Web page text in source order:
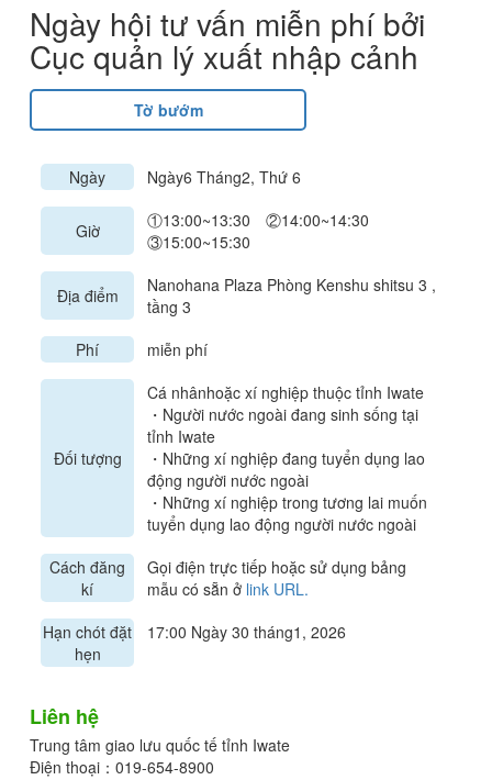
Ngày hội tư vấn miễn phí bởi
Cục quản lý xuất nhập cảnh
Tờ bướm
Ngày Ngày6 Tháng2, Thứ 6
Giờ
①13:00~13:30 ②14:00~14:30
③15:00~15:30
Địa điểm
Nanohana Plaza Phòng Kenshu shitsu 3 ,
tầng 3
Phí
miễn phí
Đối tượng
Cá nhânhoặc xí nghiệp thuộc tỉnh Iwate
・Người nước ngoài đang sinh sống tại
tỉnh Iwate
・Những xí nghiệp đang tuyển dụng lao
động người nước ngoài
・Những xí nghiệp trong tương lai muốn
tuyển dụng lao động người nước ngoài
Cách đăng
kí
Gọi điện trực tiếp hoặc sử dụng bảng
mẫu có sẵn ở link URL.
Hạn chót đặt
hẹn
17:00 Ngày 30 tháng1, 2026
Liên hệ
Trung tâm giao lưu quốc tế tỉnh Iwate
Điện thoại：019-654-8900